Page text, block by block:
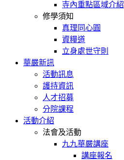
寺內重點區域介紹
修學須知
真理同心圓
資糧道
立身處世守則
華嚴新訊
活動訊息
護持資訊
人才招募
分院課程
活動介紹
法會及活動
九九華嚴講座
講座報名